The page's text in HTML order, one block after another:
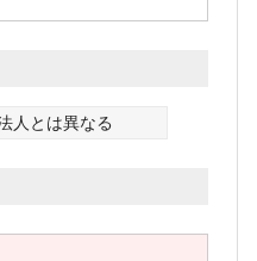
人とは異なる